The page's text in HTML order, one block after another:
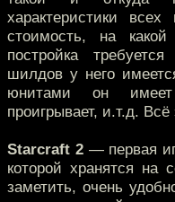
характеристики
стоимость, на
постройка
шилдов у него
юнитами он
проигрывает, и.т.д.
Starcraft 2— первая
которой хранятся на
заметить, очень